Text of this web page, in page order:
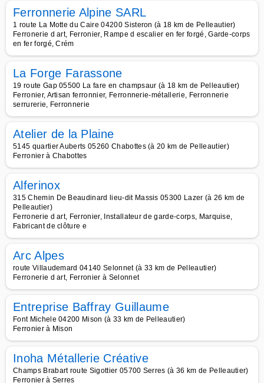
Ferronnerie Alpine SARL
1 route La Motte du Caire 04200 Sisteron (à 18 km de Pelleautier)
Ferronerie d art, Ferronier, Rampe d escalier en fer forgé, Garde-corps
en fer forgé, Crém
La Forge Farassone
19 route Gap 05500 La fare en champsaur (à 18 km de Pelleautier)
Ferronier, Artisan ferronnier, Ferronnerie-métallerie, Ferronnerie
serrurerie, Ferronnerie
Atelier de la Plaine
5145 quartier Auberts 05260 Chabottes (à 20 km de Pelleautier)
Ferronier à Chabottes
Alferinox
315 Chemin De Beaudinard lieu-dit Massis 05300 Lazer (à 26 km de
Pelleautier)
Ferronerie d art, Ferronier, Installateur de garde-corps, Marquise,
Fabricant de clôture e
Arc Alpes
route Villaudemard 04140 Selonnet (à 33 km de Pelleautier)
Ferronerie d art, Ferronier à Selonnet
Entreprise Baffray Guillaume
Font Michele 04200 Mison (à 33 km de Pelleautier)
Ferronier à Mison
Inoha Métallerie Créative
Champs Brabart route Sigottier 05700 Serres (à 36 km de Pelleautier)
Ferronier à Serres